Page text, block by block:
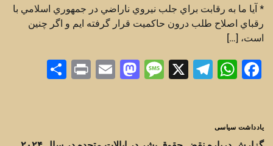
* آيا ما به رقابت براي جلب نيروي ناراضي در جمهوري اسلامي با
رقباي اصلاح طلب درون حاکميت قرار گرفته ايم و اگر چنين
است، […]
Facebook
WhatsApp
Telegram
X
Message
Mastodon
Email
Print
یادداشت سیاسی